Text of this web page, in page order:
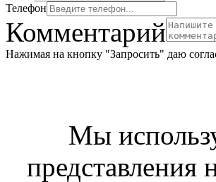
Телефон
Комментарий
Нажимая на кнопку "Запросить" даю
Мы
представления